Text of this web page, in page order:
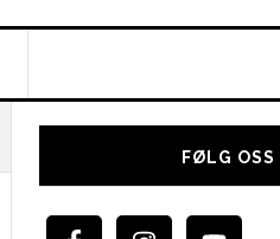
Hoved
FØLG OSS